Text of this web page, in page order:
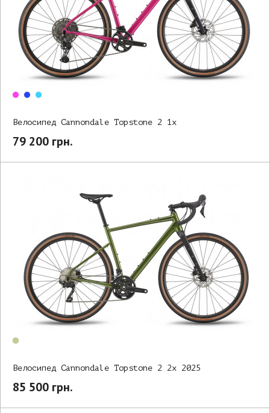
Велосипед Cannondale Topstone 2 1x
79 200 грн.
Велосипед Cannondale Topstone 2 2x 2025
85 500 грн.